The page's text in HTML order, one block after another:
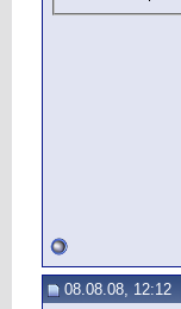
08.08.08, 12:12